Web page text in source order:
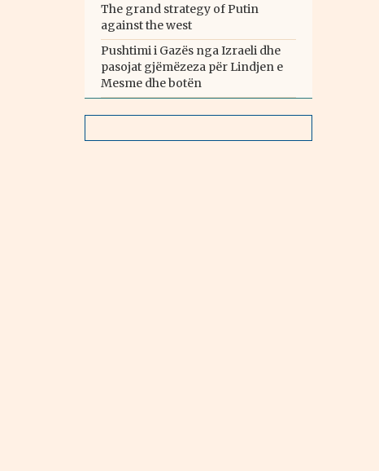
The grand strategy of Putin
against the west
Pushtimi i Gazës nga Izraeli dhe
pasojat gjëmëzeza për Lindjen e
Mesme dhe botën